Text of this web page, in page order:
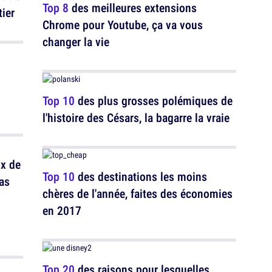
de
Top 8 des meilleures extensions
Chrome pour Youtube, ça va vous
changer la vie
Top 10 des plus grosses polémiques de
l'histoire des Césars, la bagarre la vraie
Top 10 des destinations les moins
chères de l'année, faites des économies
en 2017